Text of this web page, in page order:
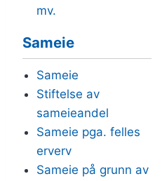
mv.
Sameie
Sameie
Stiftelse av
sameieandel
Sameie pga. felles
erverv
Sameie på grunn av